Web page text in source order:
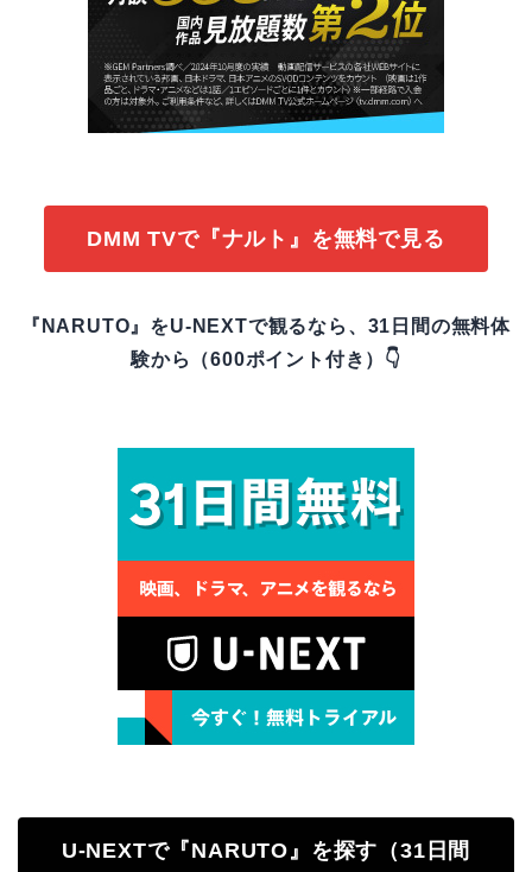
DMM TVで『ナルト』を無料で見る
『NARUTO』をU-NEXTで観るなら、31日間の無料体
験から（600ポイント付き）👇
U-NEXTで『NARUTO』を探す（31日間